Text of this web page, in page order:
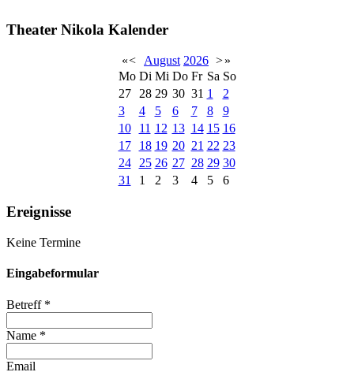
Theater Nikola Kalender
«< August 2026 >»
Mo Di Mi Do Fr Sa So
27
28 29 30 31 1
2
3
4 5 6 7 8
9
10
11 12 13 14 15 16
17
18 19 20 21 22 23
24
25 26 27 28 29 30
31
1 2 3 4 5 6
Ereignisse
Keine Termine
Eingabeformular
Betreff*
Name *
Email